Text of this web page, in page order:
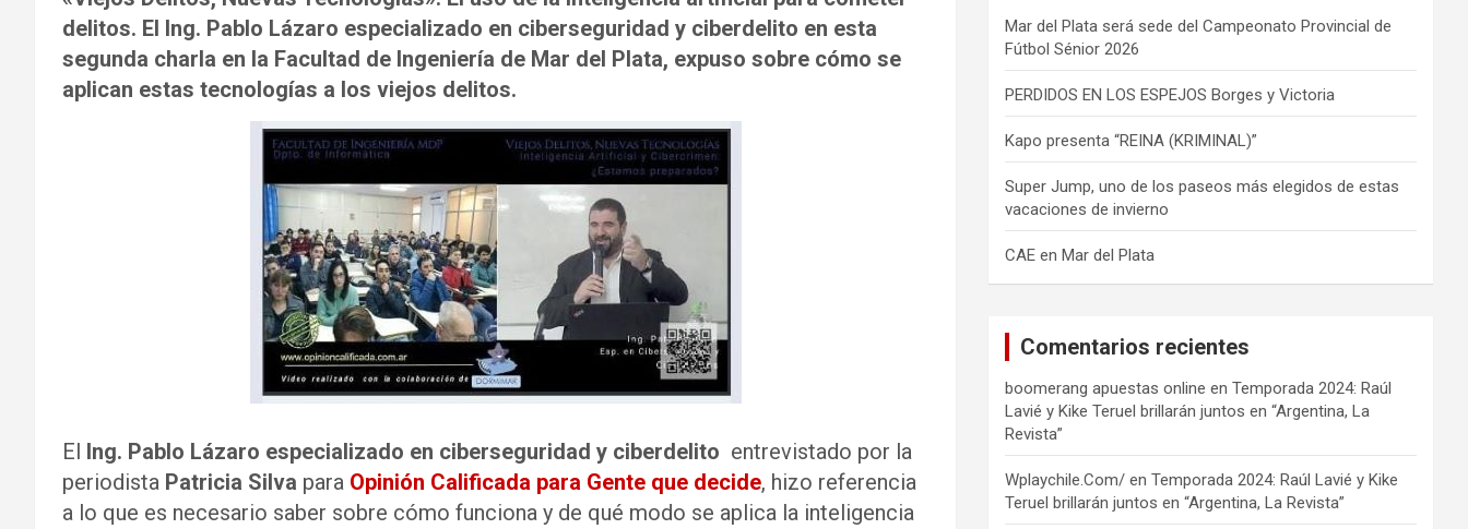
delitos. El Ing. Pablo Lázaro especializado en ciberseguridad y ciberdelito en esta
segunda charla en la Facultad de Ingeniería de Mar del Plata, expuso sobre cómo se
aplican estas tecnologías a los viejos delitos.
El Ing. Pablo Lázaro especializado en ciberseguridad y ciberdelito entrevistado por la
periodista Patricia Silva para Opinión Calificada para Gente que decide, hizo referencia
a lo que es necesario saber sobre cómo funciona y de qué modo se aplica la inteligencia
Mar del Plata será sede del Campeonato Provincial de
Fútbol Sénior 2026
PERDIDOS EN LOS ESPEJOS Borges y Victoria
Kapo presenta “REINA (KRIMINAL)”
Super Jump, uno de los paseos más elegidos de estas
vacaciones de invierno
CAE en Mar del Plata
Comentarios recientes
boomerang apuestas online enTemporada 2024: Raúl
Lavié y Kike Teruel brillarán juntos en “Argentina, La
Revista”
Wplaychile.Com/ enTemporada 2024: Raúl Lavié y Kike
Teruel brillarán juntos en “Argentina, La Revista”